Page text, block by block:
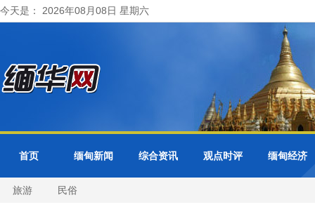
今天是： 2026年08月08日 星期六
首页 缅甸新闻 综合资讯 观点时评 缅甸经济
旅游 民俗